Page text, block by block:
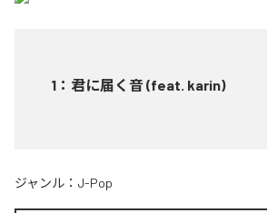
1 ： 君に届く音 (feat. karin)
ジャンル： J-Pop